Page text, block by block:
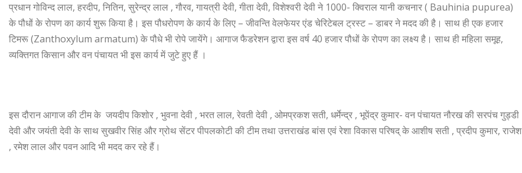
प्रधान गोविन्द लाल, हरदीप, नितिन, सुरेन्द्र लाल , गौरव, गायत्री देवी, गीता देवी, विशेश्वरी देवी ने 1000- क्विराल यानी कचनार ( Bauhinia pupurea)
के पौधों के रोपण का कार्य शुरू किया है। इस पौधरोपण के कार्य के लिए – जीवन्ति वेलफेयर एंड चेरिटेबल ट्रस्ट – डाबर ने मदद की है। साथ ही एक हजार
टिमरू (Zanthoxylum armatum) के पौधे भी रोपे जायेंगे। आगाज फैडरेशन द्वारा इस वर्ष 40 हजार पौधों के रोपण का लक्ष्य है। साथ ही महिला समूह,
व्यक्तिगत किसान और वन पंचायत भी इस कार्य में जुटे हुए हैं ।
इस दौरान आगाज की टीम के जयदीप किशोर , भुवना देवी , भरत लाल, रेवती देवी , ओमप्रकश सती, धर्मेन्द्र , भूपेंद्र कुमार- वन पंचायत नौरख की सरपंच गुड्डी
देवी और जयंती देवी के साथ सुखवीर सिंह और ग्रोथ सेंटर पीपलकोटी की टीम तथा उत्तराखंड बांस एवं रेशा विकास परिषद् के आशीष सती , प्रदीप कुमार, राजेश
, रमेश लाल और पवन आदि भी मदद कर रहे हैं।